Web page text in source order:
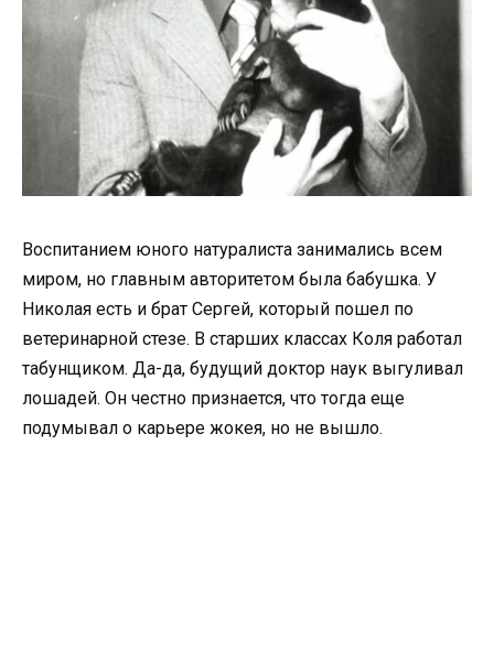
Воспитанием юного натуралиста занимались всем
миром, но главным авторитетом была бабушка. У
Николая есть и брат Сергей, который пошел по
ветеринарной стезе. В старших классах Коля работал
табунщиком. Да-да, будущий доктор наук выгуливал
лошадей. Он честно признается, что тогда еще
подумывал о карьере жокея, но не вышло.